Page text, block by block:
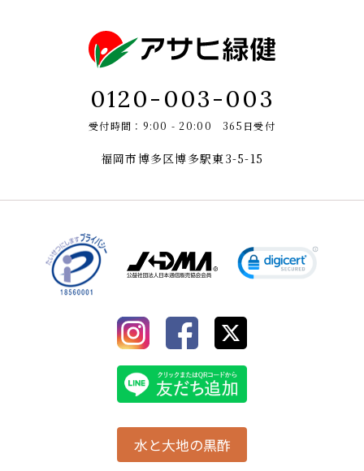
0120-003-003
受付時間：9:00 - 20:00 365日受付
福岡市博多区博多駅東3-5-15
水と大地の黒酢